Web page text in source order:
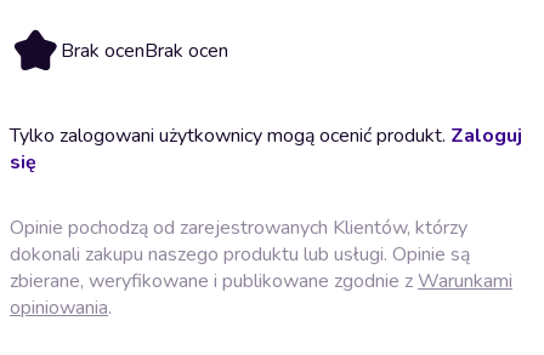
Brak ocenBrak ocen
Tylko zalogowani użytkownicy mogą ocenić produkt. Zaloguj
się
Opinie pochodzą od zarejestrowanych Klientów, którzy
dokonali zakupu naszego produktu lub usługi. Opinie są
zbierane, weryfikowane i publikowane zgodnie zWarunkami
opiniowania.